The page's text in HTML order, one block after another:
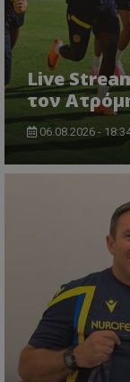
Live
τον
06.08.2026 -